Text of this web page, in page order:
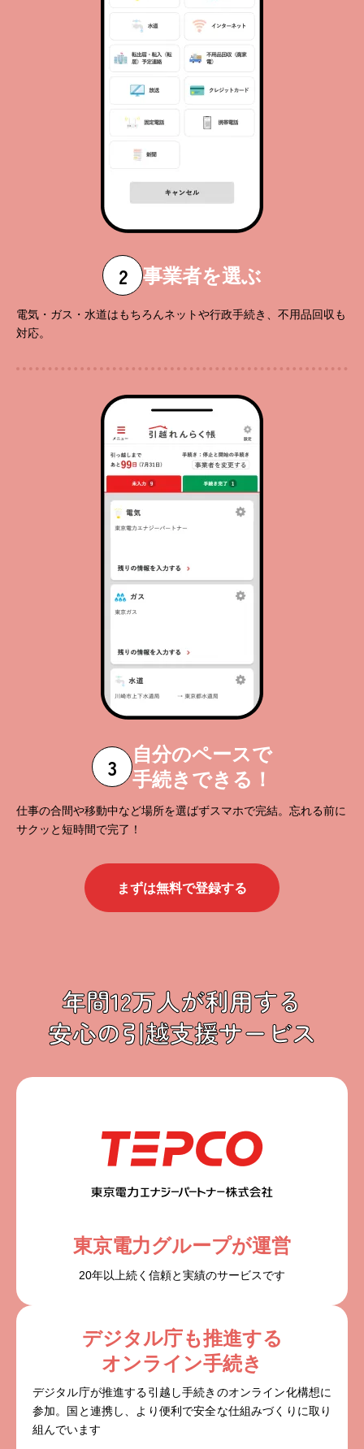
2 事業者を選ぶ
電気・ガス・水道はもちろんネットや行政手続き、不用品回収も
対応。
3
自分のペースで
手続きできる！
仕事の合間や移動中など場所を選ばずスマホで完結。忘れる前に
サクッと短時間で完了！
まずは無料で登録する
年間12万人が利用する
安心の引越支援サービス
東京電力グループが運営
20年以上続く信頼と実績のサービスです
デジタル庁も推進する
オンライン手続き
デジタル庁が推進する引越し手続きのオンライン化構想に
参加。国と連携し、より便利で安全な仕組みづくりに取り
組んでいます